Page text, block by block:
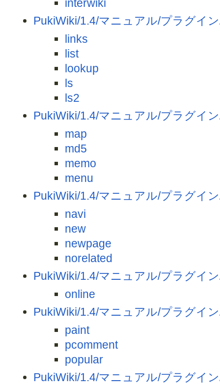
interwiki
PukiWiki/1.4/マニュアル/プラグイ
links
list
lookup
ls
ls2
PukiWiki/1.4/マニュアル/プラグイ
map
md5
memo
menu
PukiWiki/1.4/マニュアル/プラグイ
navi
new
newpage
norelated
PukiWiki/1.4/マニュアル/プラグイ
online
PukiWiki/1.4/マニュアル/プラグイ
paint
pcomment
popular
PukiWiki/1.4/マニュアル/プラグイ